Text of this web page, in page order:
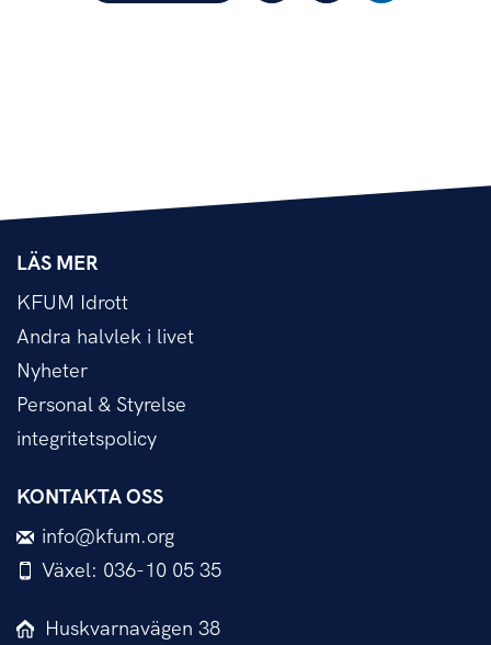
LÄS MER
KFUM Idrott
Andra halvlek i livet
Nyheter
Personal & Styrelse
integritetspolicy
KONTAKTA OSS
info@kfum.org
Växel: 036-10 05 35
Huskvarnavägen 38